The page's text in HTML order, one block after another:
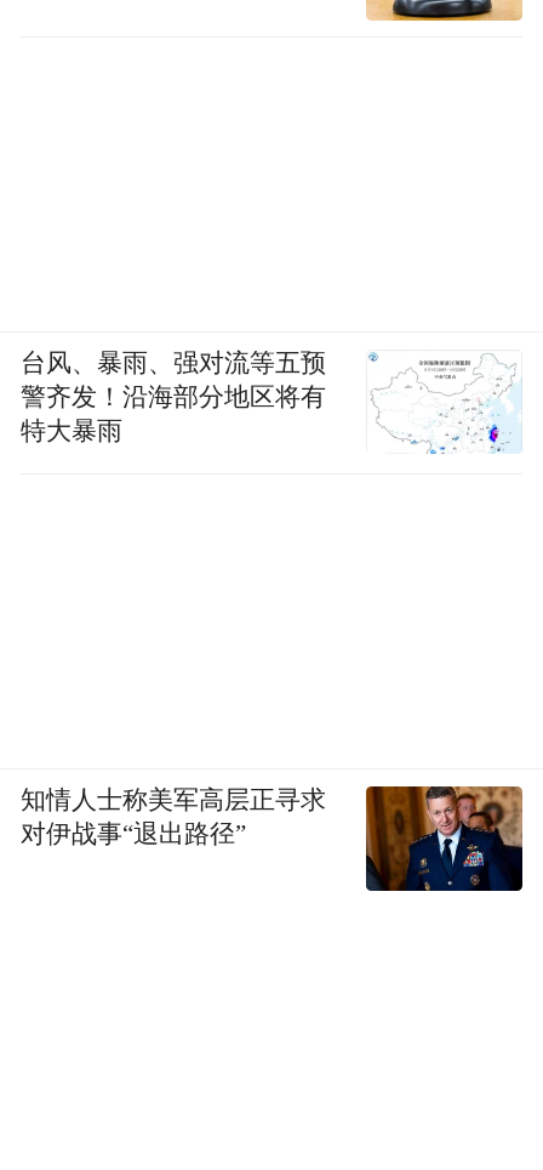
控股股东，集中发展新材料业务。
他还表示，对谋求长久发展的房企来说，要
么做精做强房地产业务，以保障经营安全为
核心，提升竞争力；另一方面，当前房地产
台风、暴雨、强对流等五预
警齐发！沿海部分地区将有
特大暴雨
知情人士称美军高层正寻求
对伊战事“退出路径”